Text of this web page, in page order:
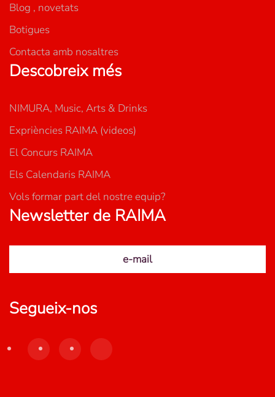
Blog , novetats
Botigues
Contacta amb nosaltres
Descobreix més
NIMURA, Music, Arts & Drinks
Expriències RAIMA (videos)
El Concurs RAIMA
Els Calendaris RAIMA
Vols formar part del nostre equip?
Newsletter de RAIMA
e-mail
Segueix-nos